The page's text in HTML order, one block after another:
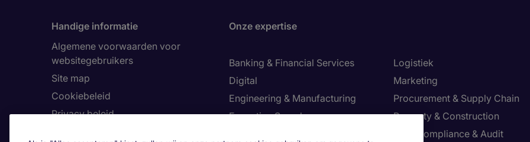
Handige informatie
Algemene voorwaarden voor
websitegebruikers
Site map
Cookiebeleid
Privacy beleid
Onze expertise
Banking & Financial Services
Digital
Engineering & Manufacturing
Executive Search
Logistiek
Marketing
Procurement & Supply Chain
Property & Construction
Risk, Compliance & Audit